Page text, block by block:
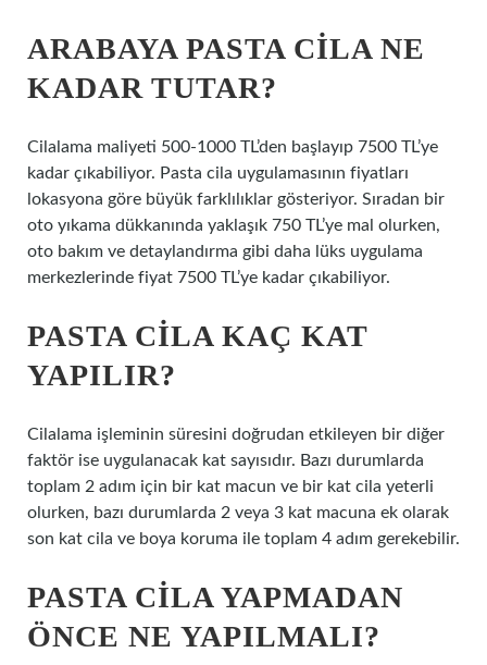
ARABAYA PASTA CILA NE
KADAR TUTAR?
Cilalama maliyeti 500-1000 TL’den başlayıp 7500 TL’ye
kadar çıkabiliyor. Pasta cila uygulamasının fiyatları
lokasyona göre büyük farklılıklar gösteriyor. Sıradan bir
oto yıkama dükkanında yaklaşık 750 TL’ye mal olurken,
oto bakım ve detaylandırma gibi daha lüks uygulama
merkezlerinde fiyat 7500 TL’ye kadar çıkabiliyor.
PASTA CILA KAÇ KAT
YAPILIR?
Cilalama işleminin süresini doğrudan etkileyen bir diğer
faktör ise uygulanacak kat sayısıdır. Bazı durumlarda
toplam 2 adım için bir kat macun ve bir kat cila yeterli
olurken, bazı durumlarda 2 veya 3 kat macuna ek olarak
son kat cila ve boya koruma ile toplam 4 adım gerekebilir.
PASTA CILA YAPMADAN
ÖNCE NE YAPILMALI?